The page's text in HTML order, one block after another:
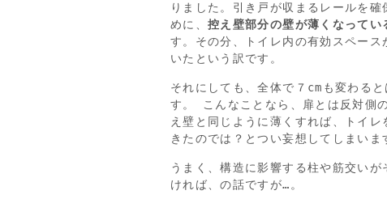
りました。引き戸が収まるレールを確
めに、控え壁部分の壁が薄くなってい
す。その分、トイレ内の有効スペース
いたという訳です。
それにしても、全体で７cmも変わる
す。 こんなことなら、扉とは反対側
え壁と同じように薄くすれば、トイレ
きたのでは？とつい妄想してしまいま
うまく、構造に影響する柱や筋交いが
ければ、の話ですが…。